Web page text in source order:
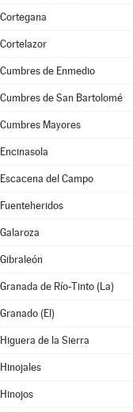
Cortegana
Cortelazor
Cumbres de Enmedio
Cumbres de San Bartolomé
Cumbres Mayores
Encinasola
Escacena del Campo
Fuenteheridos
Galaroza
Gibraleón
Granada de Río-Tinto (La)
Granado (El)
Higuera de la Sierra
Hinojales
Hinojos